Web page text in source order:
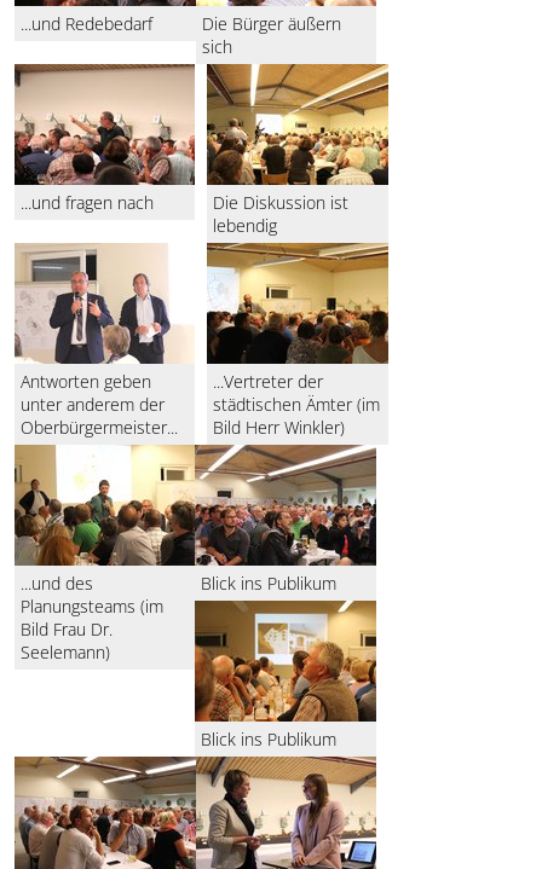
...und Redebedarf
Die Bürger äußern
sich
...und fragen nach
Die Diskussion ist
lebendig
Antworten geben
unter anderem der
Oberbürgermeister...
...Vertreter der
städtischen Ämter (im
Bild Herr Winkler)
...und des
Planungsteams (im
Bild Frau Dr.
Seelemann)
Blick ins Publikum
Blick ins Publikum